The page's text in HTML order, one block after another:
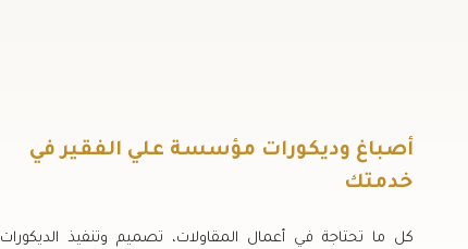
أصباغ وديكورات مؤسسة علي الفقير في
خدمتك
كل ما تحتاجة في أعمال المقاولات، تصميم وتنفيذ الديكورات